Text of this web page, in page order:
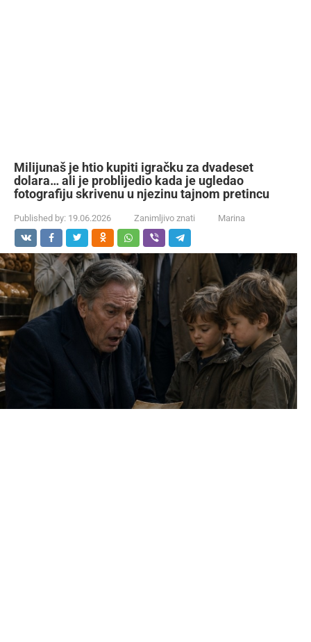
Milijunaš je htio kupiti igračku za dvadeset
dolara… ali je problijedio kada je ugledao
fotografiju skrivenu u njezinu tajnom pretincu
Published by: 19.06.2026 Zanimljivo znati Marina